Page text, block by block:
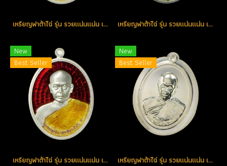
เหรียญฟาต้าไฉ่ รุ่น รวยแน่นแน่น เนื้อเงินลงยาสีแดง หมายเลข 403 (โทรถาม) เหรียญฟาต้าไฉ่ รุ่น รวยแน่นแน่น เนื้อเงินลงยาสีแดง หมายเลข 205 (โทรถาม)
New
Best Seller
เหรียญฟาต้าไฉ่ รุ่น รวยแน่นแน่น เนื้อเงินลงยาสีแดง หมายเลข 413 (โทรถาม)
New
Best Seller
เหรียญฟาต้าไฉ่ รุ่น รวยแน่นแน่น เนื้อเงินไม่ตัดปีก จารมือหลวงพ่อ หมายเลข 90 (โทรถาม)